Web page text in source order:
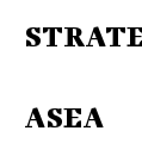
ASEA